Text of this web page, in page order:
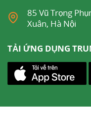
85 Vũ Trọng
Xuân, Hà Nội
TẢI ỨNG DỤNG